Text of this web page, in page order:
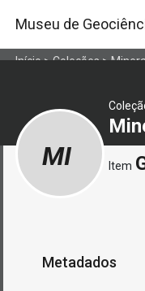
Museu de
Início>Coleções>
MI Item
Metadados